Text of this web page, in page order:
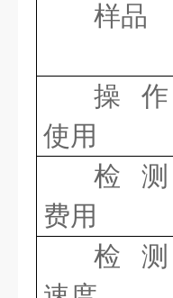
样品
操作
使用
检测
费用
检测